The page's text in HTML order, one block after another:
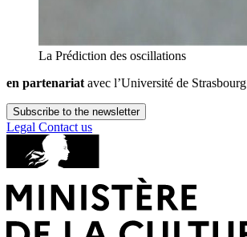
La Prédiction des oscillations
en partenariat avec l’Université de Strasbourg
Subscribe to the newsletter
Legal Contact us